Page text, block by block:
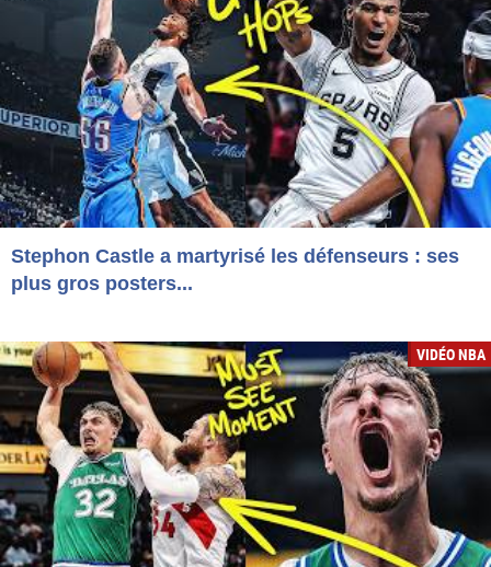
Stephon Castle a martyrisé les défenseurs : ses
plus gros posters...
VIDÉO NBA